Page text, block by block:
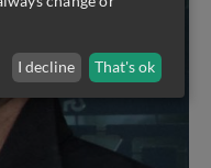
I decline That's ok